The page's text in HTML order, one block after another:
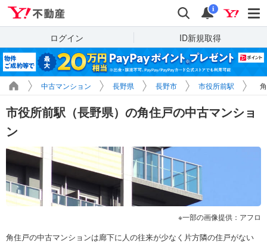
検索 通知
i
ログイン ID新規取得
中古マンション 長野県 長野市 市役所前駅
市役所前駅（長野県）の角住戸の中古マンショ
ン
一部の画像提供：アフロ
角住戸の中古マンションは廊下に人の往来が少なく片方隣の住戸がない